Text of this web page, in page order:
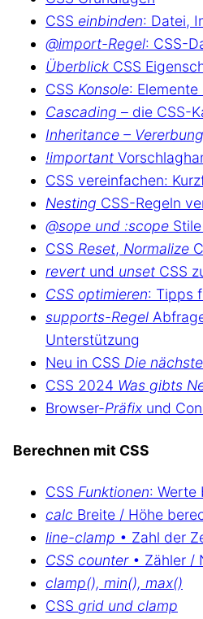
CSS einbinden: Datei,
@import-Regel: CSS-
Überblick CSS
CSS Konsole:
Cascading – die CSS-
Inheritance – Vererbung
!important
CSS vereinfachen:
Nesting CSS-Regeln
@sope und :scope
CSS Reset, Normalize
revert und unset CSS
CSS optimieren: Tipps
supports-Regel
Unterstützung
Neu in CSS Die
CSS 2024 Was gibts
Browser-Präfix und
Berechnen mit CSS
CSS Funktionen: Werte
calc Breite / Höhe
line-clamp • Zahl der
CSS counter• Zähler /
clamp(), min(), max()
CSS grid und clamp